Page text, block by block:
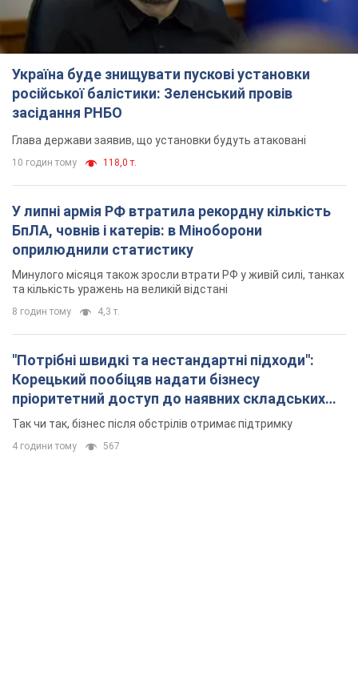
Україна буде знищувати пускові установки
російської балістики: Зеленський провів
засідання РНБО
Глава держави заявив, що установки будуть атаковані
10 годин тому 118,0 т.
У липні армія РФ втратила рекордну кількість
БпЛА, човнів і катерів: в Міноборони
оприлюднили статистику
Минулого місяця також зросли втрати РФ у живій силі, танках
та кількість уражень на великій відстані
8 годин тому 4,3 т.
"Потрібні швидкі та нестандартні підходи":
Корецький пообіцяв надати бізнесу
пріоритетний доступ до наявних складських
приміщень
Так чи так, бізнес після обстрілів отримає підтримку
4 години тому 567